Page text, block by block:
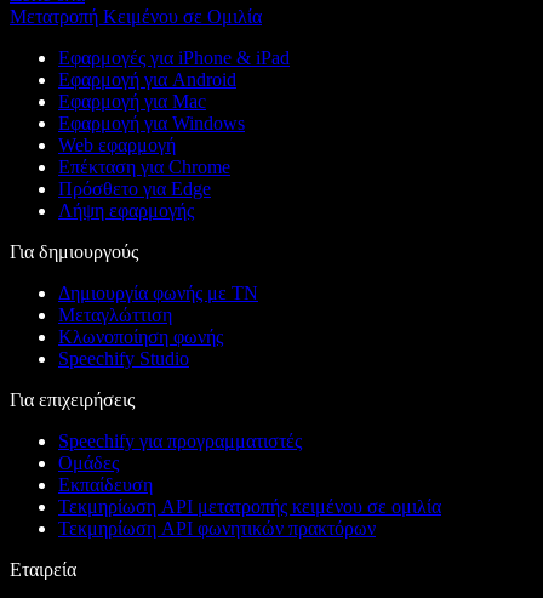
Μετατροπή Κειμένου σε Ομιλία
Εφαρμογές για iPhone & iPad
Εφαρμογή για Android
Εφαρμογή για Mac
Εφαρμογή για Windows
Web εφαρμογή
Επέκταση για Chrome
Πρόσθετο για Edge
Λήψη εφαρμογής
Για δημιουργούς
Δημιουργία φωνής με ΤΝ
Μεταγλώττιση
Κλωνοποίηση φωνής
Speechify Studio
Για επιχειρήσεις
Speechify για προγραμματιστές
Ομάδες
Εκπαίδευση
Τεκμηρίωση API μετατροπής κειμένου σε ομιλία
Τεκμηρίωση API φωνητικών πρακτόρων
Εταιρεία